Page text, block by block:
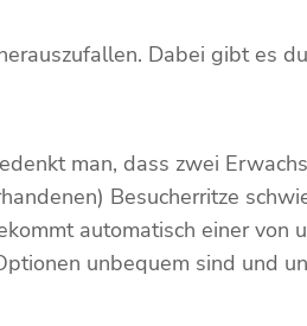
Dabei gibt es
man, dass zwei
Besucherritze
automatisch einer von
unbequem sind und